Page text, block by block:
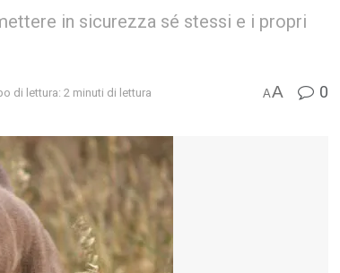
in sicurezza sé stessi e i propri
di lettura: 2 minuti di lettura AA 0